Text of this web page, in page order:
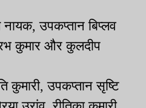
नायक, उपकप्तान बिप्लव
कुमार और कुलदीप
कुमारी, उपकप्तान सृष्टि